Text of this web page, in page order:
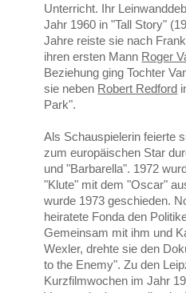
Unterricht. Ihr
Jahr 1960 in "Tall Story"
Jahre reiste sie nach
ihren ersten Mann Roger
Beziehung ging Tochter
sie neben Robert Redford
Park".
Als Schauspielerin feierte
zum europäischen Star
und "Barbarella". 1972
"Klute" mit dem "Oscar"
wurde 1973 geschieden.
heiratete Fonda den
Gemeinsam mit ihm und
Wexler, drehte sie den
to the Enemy". Zu den
Kurzfilmwochen im Jahr